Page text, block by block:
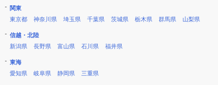
関東
東京都
神奈川県 埼玉県 千葉県 茨城県 栃木県 群馬県 山梨県
信越・北陸
新潟県
長野県 富山県 石川県 福井県
東海
愛知県
岐阜県 静岡県 三重県